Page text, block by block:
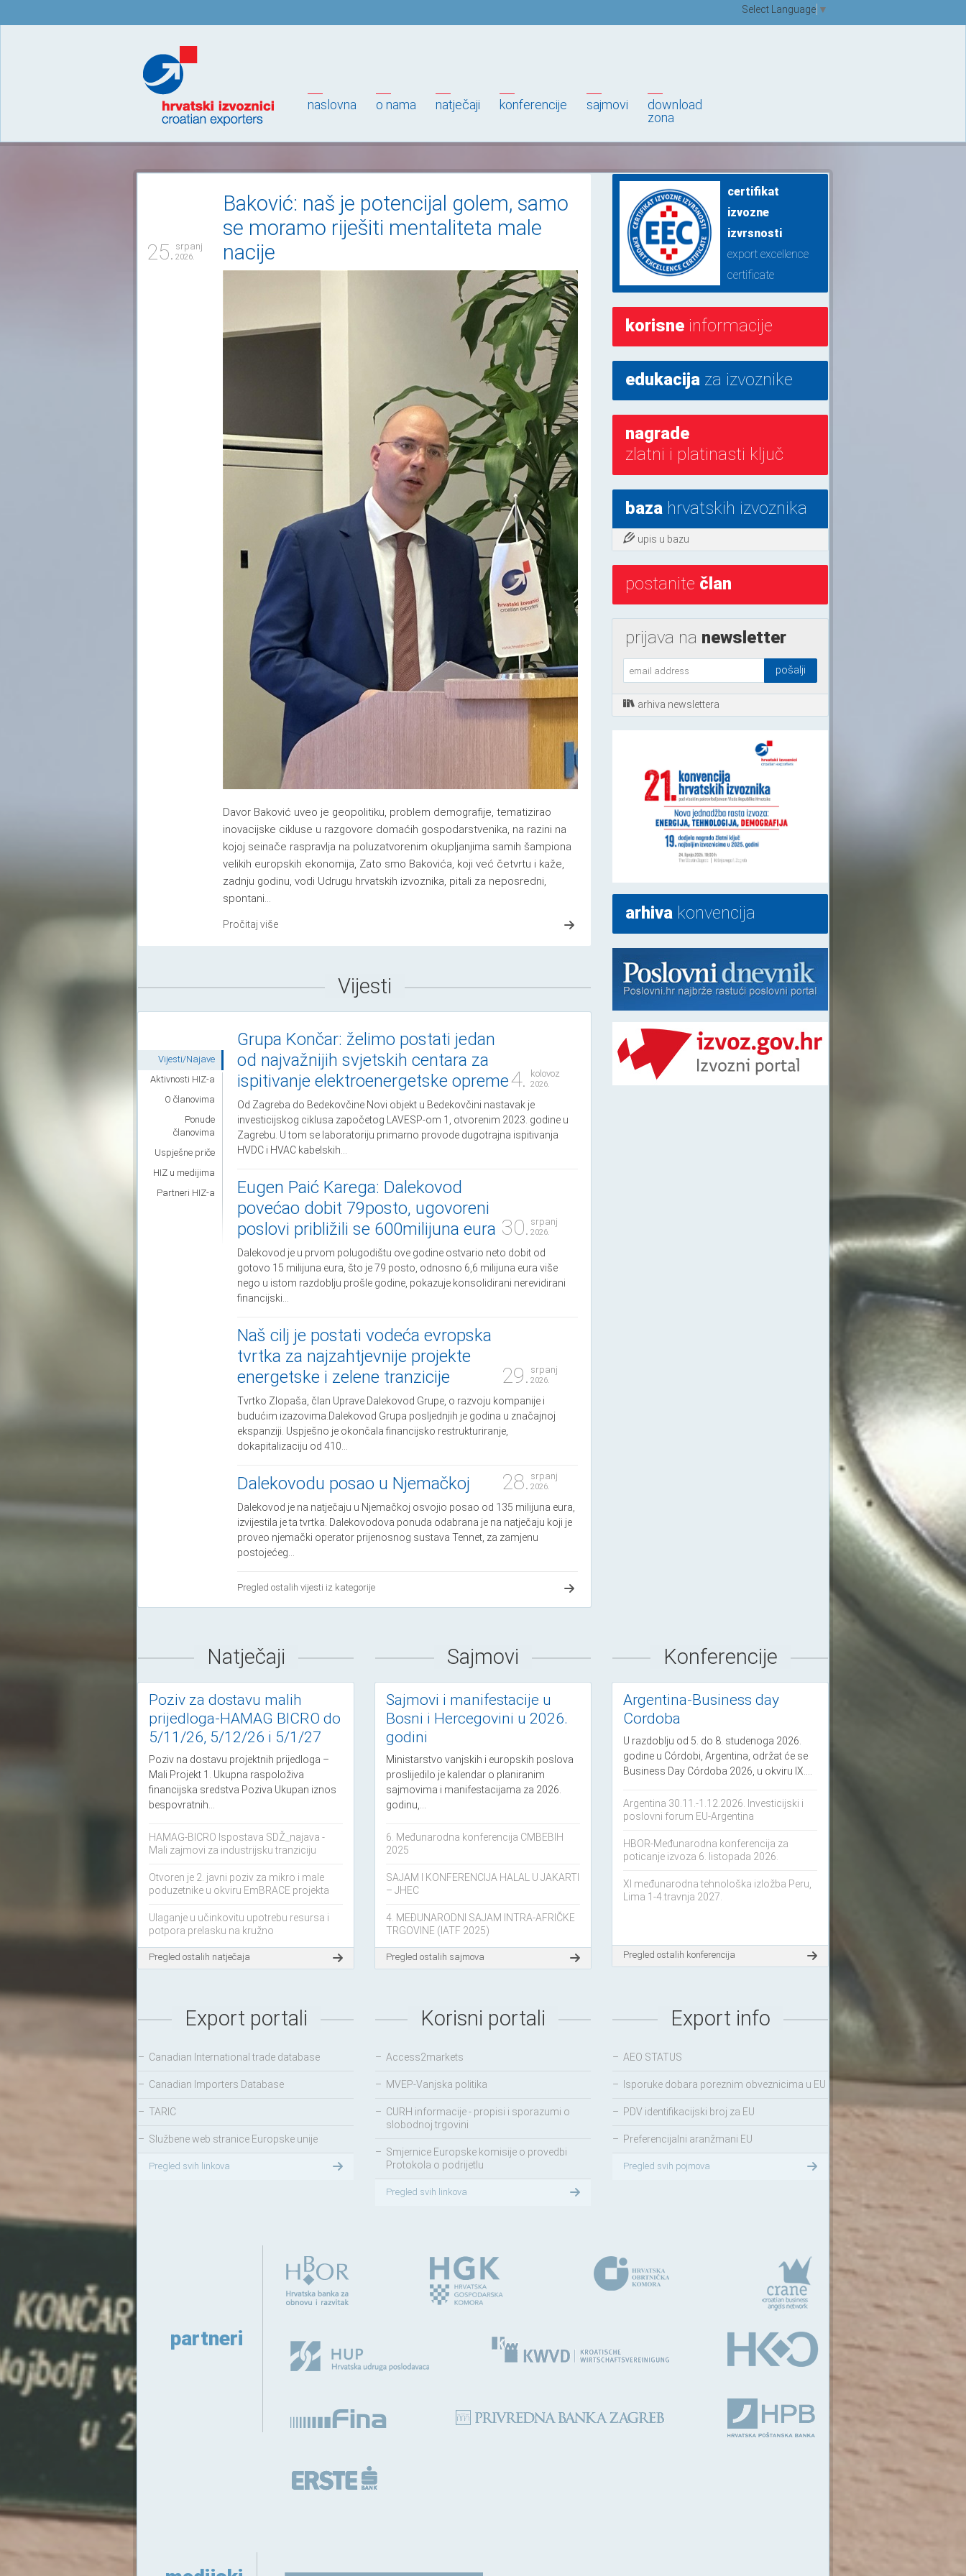
Select Language ▼
naslovna o nama natječaji konferencije sajmovi
download
zona
25. srpanj
2026.
Baković: naš je potencijal golem, samo
se moramo riješiti mentaliteta male
nacije
Davor Baković uveo je geopolitiku, problem demografije, tematizirao
inovacijske cikluse u razgovore domaćih gospodarstvenika, na razini na
kojoj seinače raspravlja na poluzatvorenim okupljanjima samih šampiona
velikih europskih ekonomija, Zato smo Bakovića, koji već četvrtu i kaže,
zadnju godinu, vodi Udrugu hrvatskih izvoznika, pitali za neposredni,
spontani...
Pročitaj više
Vijesti
Vijesti/Najave
Aktivnosti HIZ-a
O članovima
Ponude
članovima
Uspješne priče
HIZ u medijima
Partneri HIZ-a
4. kolovoz
2026.
Grupa Končar: želimo postati jedan
od najvažnijih svjetskih centara za
ispitivanje elektroenergetske opreme
Od Zagreba do Bedekovčine Novi objekt u Bedekovčini nastavak je
investicijskog ciklusa započetog LAVESP-om 1, otvorenim 2023. godine u
Zagrebu. U tom se laboratoriju primarno provode dugotrajna ispitivanja
HVDC i HVAC kabelskih...
30. srpanj
2026.
Eugen Paić Karega: Dalekovod
povećao dobit 79posto, ugovoreni
poslovi približili se 600milijuna eura
Dalekovod je u prvom polugodištu ove godine ostvario neto dobit od
gotovo 15 milijuna eura, što je 79 posto, odnosno 6,6 milijuna eura više
nego u istom razdoblju prošle godine, pokazuje konsolidirani nerevidirani
financijski...
29. srpanj
2026.
Naš cilj je postati vodeća evropska
tvrtka za najzahtjevnije projekte
energetske i zelene tranzicije
Tvrtko Zlopaša, član Uprave Dalekovod Grupe, o razvoju kompanije i
budućim izazovima.Dalekovod Grupa posljednjih je godina u značajnoj
ekspanziji. Uspješno je okončala financijsko restrukturiranje,
dokapitalizaciju od 410...
28. srpanj
2026.
Dalekovodu posao u Njemačkoj
Dalekovod je na natječaju u Njemačkoj osvojio posao od 135 milijuna eura,
izvijestila je ta tvrtka. Dalekovodova ponuda odabrana je na natječaju koji je
proveo njemački operator prijenosnog sustava Tennet, za zamjenu
postojećeg...
Pregled ostalih vijesti iz kategorije
certifikat
izvozne
izvrsnosti
export excellence
certificate
korisne informacije
edukacija za izvoznike
nagrade
zlatni i platinasti ključ
baza hrvatskih izvoznika
upis u bazu
postanite član
prijava na newsletter
arhiva newslettera
arhiva konvencija
Natječaji
Poziv za dostavu malih
prijedloga-HAMAG BICRO do
5/11/26, 5/12/26 i 5/1/27
Poziv na dostavu projektnih prijedloga –
Mali Projekt 1. Ukupna raspoloživa
financijska sredstva Poziva Ukupan iznos
bespovratnih...
HAMAG-BICRO Ispostava SDŽ_najava -
Mali zajmovi za industrijsku tranziciju
Otvoren je 2. javni poziv za mikro i male
poduzetnike u okviru EmBRACE projekta
Ulaganje u učinkovitu upotrebu resursa i
potpora prelasku na kružno
Pregled ostalih natječaja
Sajmovi
Sajmovi i manifestacije u
Bosni i Hercegovini u 2026.
godini
Ministarstvo vanjskih i europskih poslova
proslijedilo je kalendar o planiranim
sajmovima i manifestacijama za 2026.
godinu,...
6. Međunarodna konferencija CMBEBIH
2025
SAJAM I KONFERENCIJA HALAL U JAKARTI
– JHEC
4. MEĐUNARODNI SAJAM INTRA-AFRIČKE
TRGOVINE (IATF 2025)
Pregled ostalih sajmova
Konferencije
Argentina-Business day
Cordoba
U razdoblju od 5. do 8. studenoga 2026.
godine u Córdobi, Argentina, održat će se
Business Day Córdoba 2026, u okviru IX....
Argentina 30.11.-1.12.2026. Investicijski i
poslovni forum EU-Argentina
HBOR-Međunarodna konferencija za
poticanje izvoza 6. listopada 2026.
XI međunarodna tehnološka izložba Peru,
Lima 1-4.travnja 2027.
Pregled ostalih konferencija
Export portali
– Canadian International trade database
– Canadian Importers Database
– TARIC
– Službene web stranice Europske unije
Pregled svih linkova
Korisni portali
– Access2markets
– MVEP-Vanjska politika
– CURH informacije - propisi i sporazumi o
slobodnoj trgovini
– Smjernice Europske komisije o provedbi
Protokola o podrijetlu
Pregled svih linkova
Export info
– AEO STATUS
– Isporuke dobara poreznim obveznicima u EU
– PDV identifikacijski broj za EU
– Preferencijalni aranžmani EU
Pregled svih pojmova
partneri